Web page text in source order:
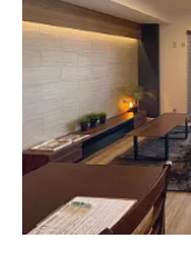
資産価値
位」
福岡市東
イン
リノベー
「お得」？
将来性を